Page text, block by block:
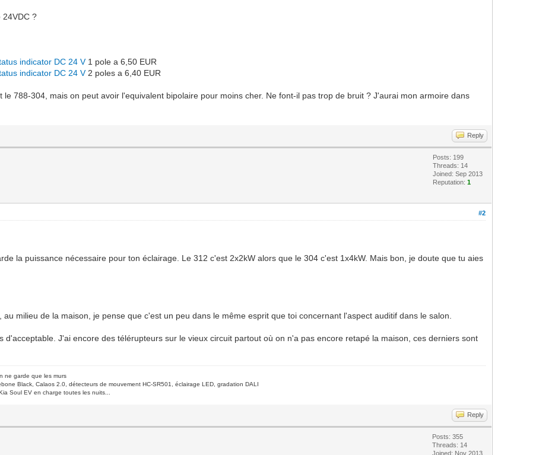
24VDC ?
indicator DC 24 V1 pole a 6,50 EUR
indicator DC 24 V2 poles a 6,40 EUR
788-304, mais on peut avoir l'equivalent bipolaire pour moins cher. Ne font-il pas trop de bruit ? J'aurai mon armoire dans
Reply
Posts: 199
Threads: 14
Joined: Sep 2013
Reputation:1
#2
la puissance nécessaire pour ton éclairage. Le 312 c'est 2x2kW alors que le 304 c'est 1x4kW. Mais bon, je doute que tu aies
milieu de la maison, je pense que c'est un peu dans le même esprit que toi concernant l'aspect auditif dans le salon.
d'acceptable. J'ai encore des télérupteurs sur le vieux circuit partout où on n'a pas encore retapé la maison, ces derniers sont
ne garde que les murs
Black, Calaos 2.0, détecteurs de mouvement HC-SR501, éclairage LED, gradation DALI
Soul EV en charge toutes les nuits...
Reply
Posts: 355
Threads: 14
Joined: Nov 2013